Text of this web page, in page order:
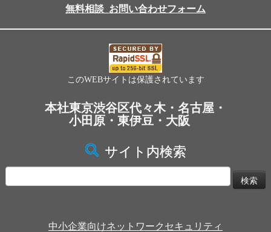
無料相談_お問い合わせフォーム
このWEBサイトは保護されています
本社東京渋谷区代々木・名古屋・
小田原・東伊豆・大阪
サイト内検索
索:
中小企業向けネットワークセキュリティ